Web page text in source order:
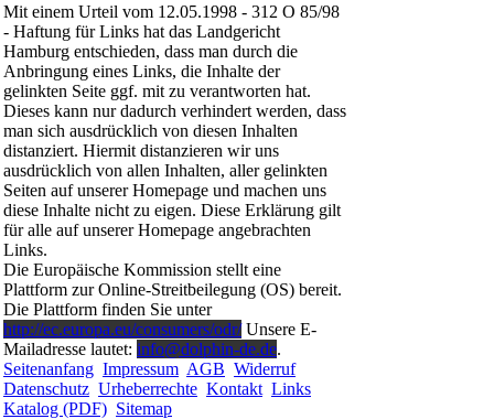
Mit einem Urteil vom 12.05.1998 - 312 O 85/98
- Haftung für Links hat das Landgericht
Hamburg entschieden, dass man durch die
Anbringung eines Links, die Inhalte der
gelinkten Seite ggf. mit zu verantworten hat.
Dieses kann nur dadurch verhindert werden, dass
man sich ausdrücklich von diesen Inhalten
distanziert. Hiermit distanzieren wir uns
ausdrücklich von allen Inhalten, aller gelinkten
Seiten auf unserer Homepage und machen uns
diese Inhalte nicht zu eigen. Diese Erklärung gilt
für alle auf unserer Homepage angebrachten
Links.
Die Europäische Kommission stellt eine
Plattform zur Online-Streitbeilegung (OS) bereit.
Die Plattform finden Sie unter
http://ec.europa.eu/consumers/odr/Unsere E-
Mailadresse lautet: info@dolphin-de.de.
Seitenanfang Impressum AGB Widerruf
Datenschutz Urheberrechte Kontakt Links
Katalog (PDF) Sitemap